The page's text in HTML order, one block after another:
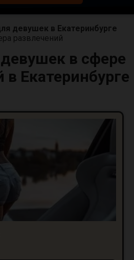
девушек в Екатеринбурге
развлечений
в сфере
в Екатеринбурге